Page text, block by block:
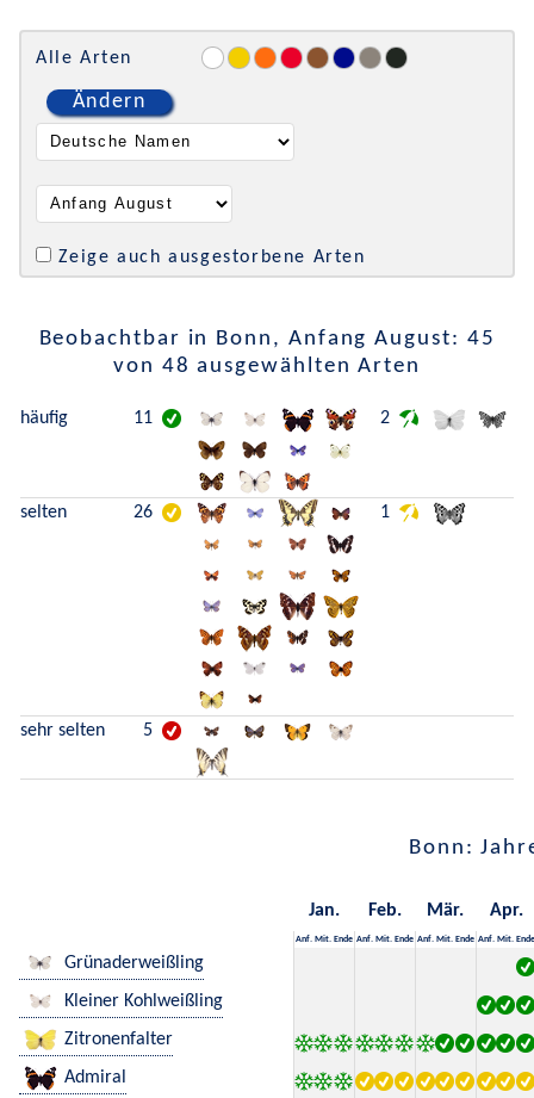
Alle Arten
Ändern
Zeige auch ausgestorbene Arten
Beobachtbar in Bonn, Anfang August: 45
von 48 ausgewählten Arten
häufig 11 2
selten 26 1
sehr selten 5
Bonn:
Jan. Feb. Mär. Apr.
Anf. Mit. Ende Anf. Mit. Ende Anf. Mit. Ende Anf. Mit. Ende
Grünaderweißling
Kleiner Kohlweißling
Zitronenfalter
Admiral